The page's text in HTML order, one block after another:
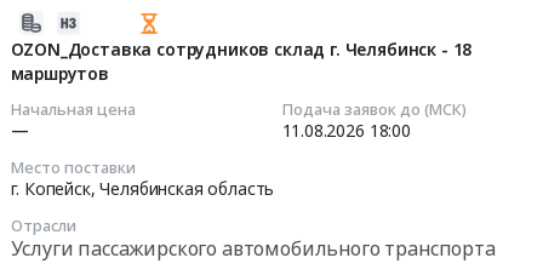
OZON_Доставка сотрудников склад г. Челябинск - 18
маршрутов
Начальная цена
—
Подача заявок до (МСК)
11.08.2026 18:00
Место поставки
г. Копейск,Челябинская область
Отрасли
Услуги пассажирского автомобильного транспорта